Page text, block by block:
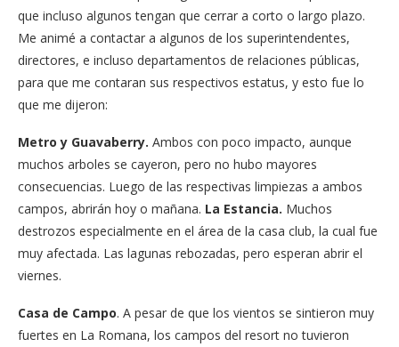
que incluso algunos tengan que cerrar a corto o largo plazo.
Me animé a contactar a algunos de los superintendentes,
directores, e incluso departamentos de relaciones públicas,
para que me contaran sus respectivos estatus, y esto fue lo
que me dijeron:
Metro y Guavaberry. Ambos con poco impacto, aunque
muchos arboles se cayeron, pero no hubo mayores
consecuencias. Luego de las respectivas limpiezas a ambos
campos, abrirán hoy o mañana. La Estancia. Muchos
destrozos especialmente en el área de la casa club, la cual fue
muy afectada. Las lagunas rebozadas, pero esperan abrir el
viernes.
Casa de Campo. A pesar de que los vientos se sintieron muy
fuertes en La Romana, los campos del resort no tuvieron